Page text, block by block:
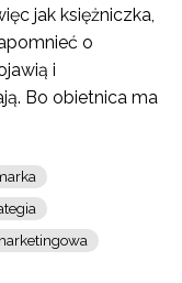
jak księżniczka,
o
i
Bo obietnica ma